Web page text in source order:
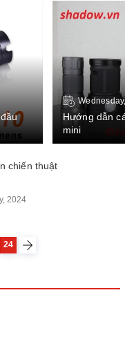
Hướng dẫn
mini
chiến thuật
2024
24